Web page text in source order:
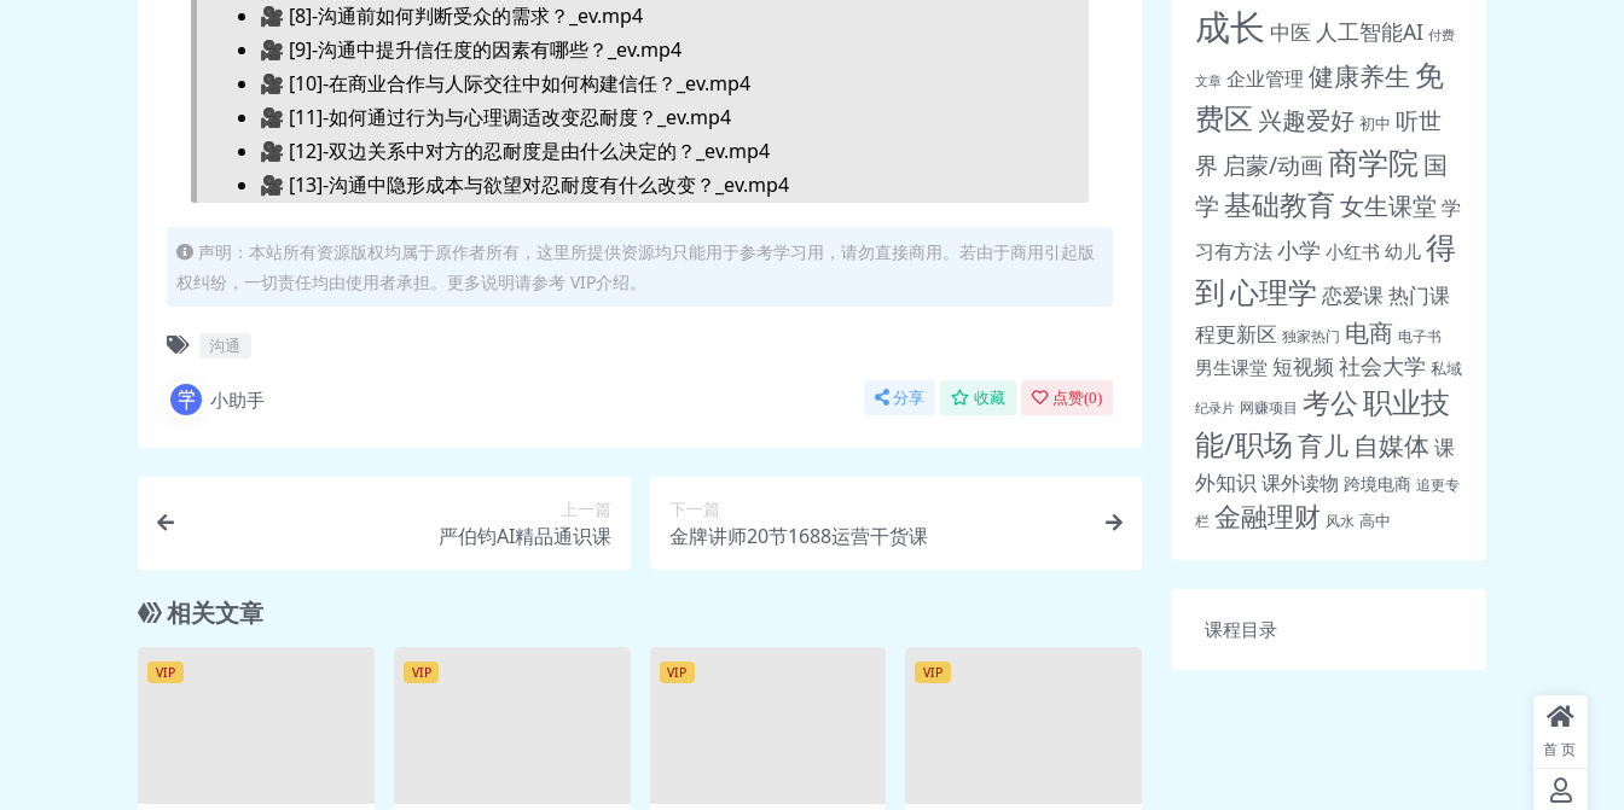
🎥 [8]-沟通前如何判断受众的需求？_ev.mp4
🎥 [9]-沟通中提升信任度的因素有哪些？_ev.mp4
🎥 [10]-在商业合作与人际交往中如何构建信任？_ev.mp4
🎥 [11]-如何通过行为与心理调适改变忍耐度？_ev.mp4
🎥 [12]-双边关系中对方的忍耐度是由什么决定的？_ev.mp4
🎥 [13]-沟通中隐形成本与欲望对忍耐度有什么改变？_ev.mp4
🎥 [15]-如何避免沟通中的情绪主导？_ev.mp4
🎥 [16]-如何确认信息来源避免眼见不实？_ev.mp4
🎥 [19]-痕迹背后的逻辑是什么？_ev.mp4
🎥 [23]-综合运用：沟通者的思考模型_ev.mp4
声明：本站所有资源版权均属于原作者所有，这里所提供资源均只能用于参考学习用，请勿直接商用。若由于商用引起版
权纠纷，一切责任均由使用者承担。更多说明请参考 VIP介绍。
沟通
小助手 分享 收藏 点赞(0)
上一篇
严伯钧AI精品通识课
下一篇
金牌讲师20节1688运营干货课
相关文章
VIP VIP VIP VIP
成长 中医 人工智能AI 付费
文章 企业管理 健康养生 免
费区 兴趣爱好 初中 听世
界 启蒙/动画商学院国
学 基础教育女生课堂 学
习有方法小学 小红书 幼儿 得
到心理学 恋爱课热门课
程更新区 独家热门 电商 电子书
男生课堂 短视频 社会大学 私域
纪录片 网赚项目 考公职业技
能/职场育儿 自媒体 课
外知识 课外读物 跨境电商 追更专
栏 金融理财 风水 高中
课程目录
首页